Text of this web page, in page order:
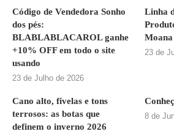
Código de Vendedora Sonho
dos pés:
BLABLABLACAROL ganhe
+10% OFF em todo o site
usando
23 de Julho de 2026
Linha
Moana
23 de
Cano alto, fivelas e tons
terrosos: as botas que
definem o inverno 2026
8 de